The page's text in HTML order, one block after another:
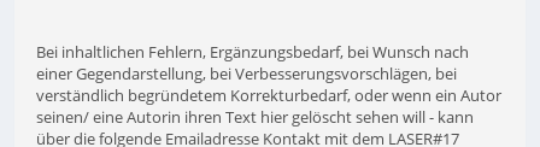
Bei inhaltlichen Fehlern, Ergänzungsbedarf, bei Wunsch nach
einer Gegendarstellung, bei Verbesserungsvorschlägen, bei
verständlich begründetem Korrekturbedarf, oder wenn ein Autor
seinen/ eine Autorin ihren Text hier gelöscht sehen will - kann
über die folgende Emailadresse Kontakt mit dem LASER#17